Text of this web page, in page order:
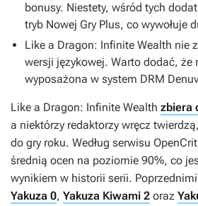
bonusy. Niestety, wśród tych
tryb Nowej Gry Plus, co wywołuje
Like a Dragon: Infinite Wealth nie
wersji językowej. Warto dodać, że
wyposażona w system DRM
Like a Dragon: Infinite Wealth zbiera
a niektórzy redaktorzy wręcz
do gry roku. Według serwisu
średnią ocen na poziomie 90%, co
wynikiem w historii serii.
Yakuza 0, Yakuza Kiwami 2 oraz